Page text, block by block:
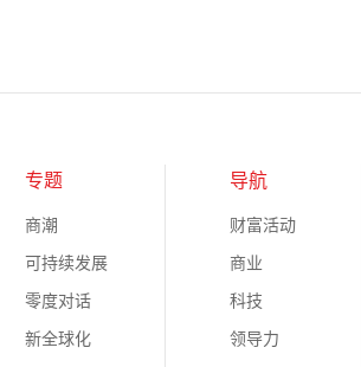
专题
商潮
可持续发展
零度对话
新全球化
导航
财富活动
商业
科技
领导力